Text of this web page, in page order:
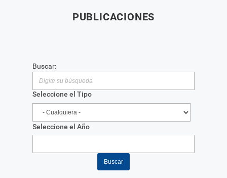
PUBLICACIONES
Buscar:
Seleccione el Tipo
Seleccione el Año
Buscar